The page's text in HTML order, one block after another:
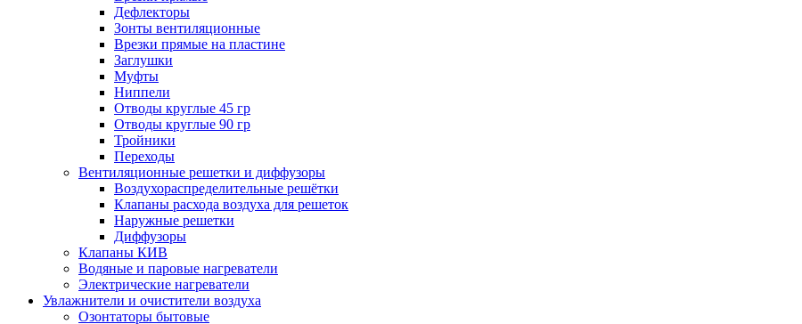
Дефлекторы
Зонты вентиляционные
Врезки прямые на пластине
Заглушки
Муфты
Ниппели
Отводы круглые 45 гр
Отводы круглые 90 гр
Тройники
Переходы
Вентиляционные решетки и диффузоры
Воздухораспределительные решётки
Клапаны расхода воздуха для решеток
Наружные решетки
Диффузоры
Клапаны КИВ
Водяные и паровые нагреватели
Электрические нагреватели
Увлажнители и очистители воздуха
Озонтаторы бытовые